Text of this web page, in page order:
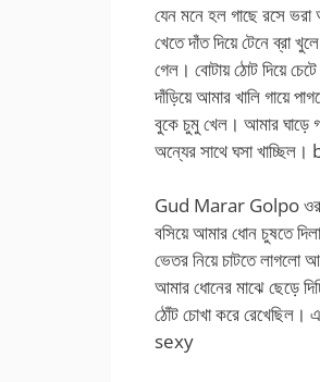
যেন মনে হল গাছে রসে
খেতে দাঁত দিয়ে টেনে ব্রা
গেল। বোটায় ঠোট দিয়ে
দাঁড়িয়ে আমার খালি গায়ে
বুকে চুমু খেল। আমার ঘাড়ে
অন্যের সাথে ঘসা
Gud Marar Golpo ওর
বসিয়ে আমার ধোন চুষতে
ভেতর নিয়ে চাটতে লাগলো
আমার ধোনের মাঝে ছেড়ে
ঠোঁট চোখা করে রেখেছিল।
sexy